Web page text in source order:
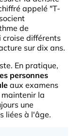
appelé "T-
de
différents
sur dix ans.
En pratique,
personnes
aux examens
la
une
liées à l'âge.